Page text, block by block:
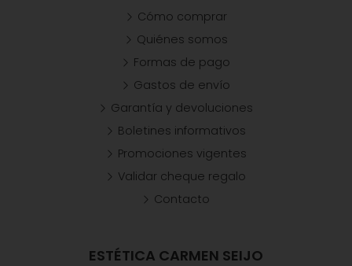
ESTÉTICA CARMEN SEIJO
Cómo comprar
Quiénes somos
Formas de pago
Gastos de envío
Garantía y devoluciones
Boletines informativos
Promociones vigentes
Validar cheque regalo
Contacto